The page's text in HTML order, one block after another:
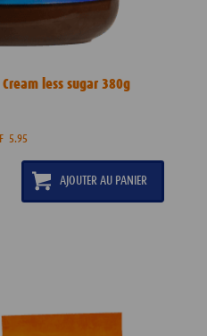
less sugar 380g
5.95